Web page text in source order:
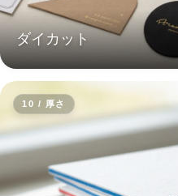
ダイカット
10 / 厚さ